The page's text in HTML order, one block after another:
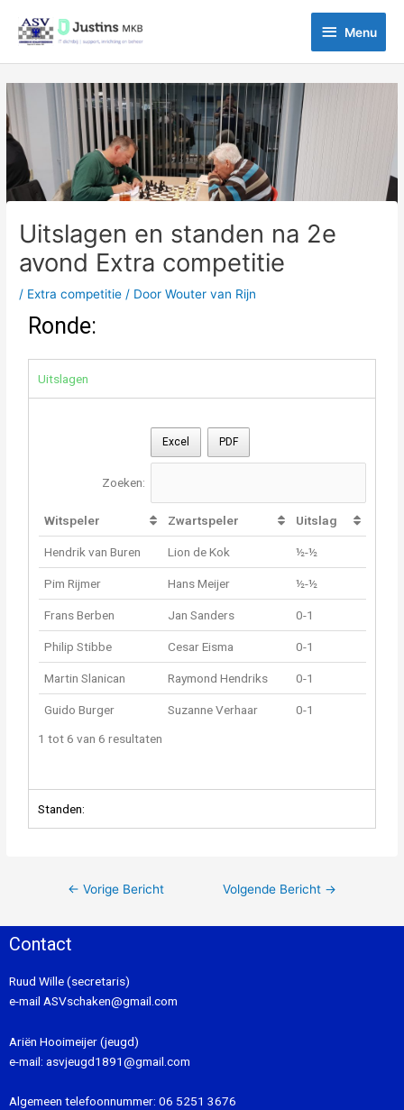
naar
inhoud
Menu
Menu
Uitslagen en standen na 2e
avond Extra competitie
/ Extra competitie / DoorWouter van Rijn
Ronde:
Uitslagen
Excel PDF
Zoeken:
Witspeler Zwartspeler Uitslag
Hendrik van Buren Lion de Kok ½-½
Pim Rijmer Hans Meijer ½-½
Frans Berben Jan Sanders 0-1
Philip Stibbe Cesar Eisma 0-1
Martin Slanican Raymond Hendriks 0-1
Guido Burger Suzanne Verhaar
0-1
1 tot 6 van 6 resultaten
Standen:
Bericht
navigatie
← Vorige Bericht Volgende Bericht →
Contact
Ruud Wille (secretaris)
e-mail ASVschaken@gmail.com
Ariën Hooimeijer (jeugd)
e-mail: asvjeugd1891@gmail.com
Algemeen telefoonnummer: 06 5251 3676